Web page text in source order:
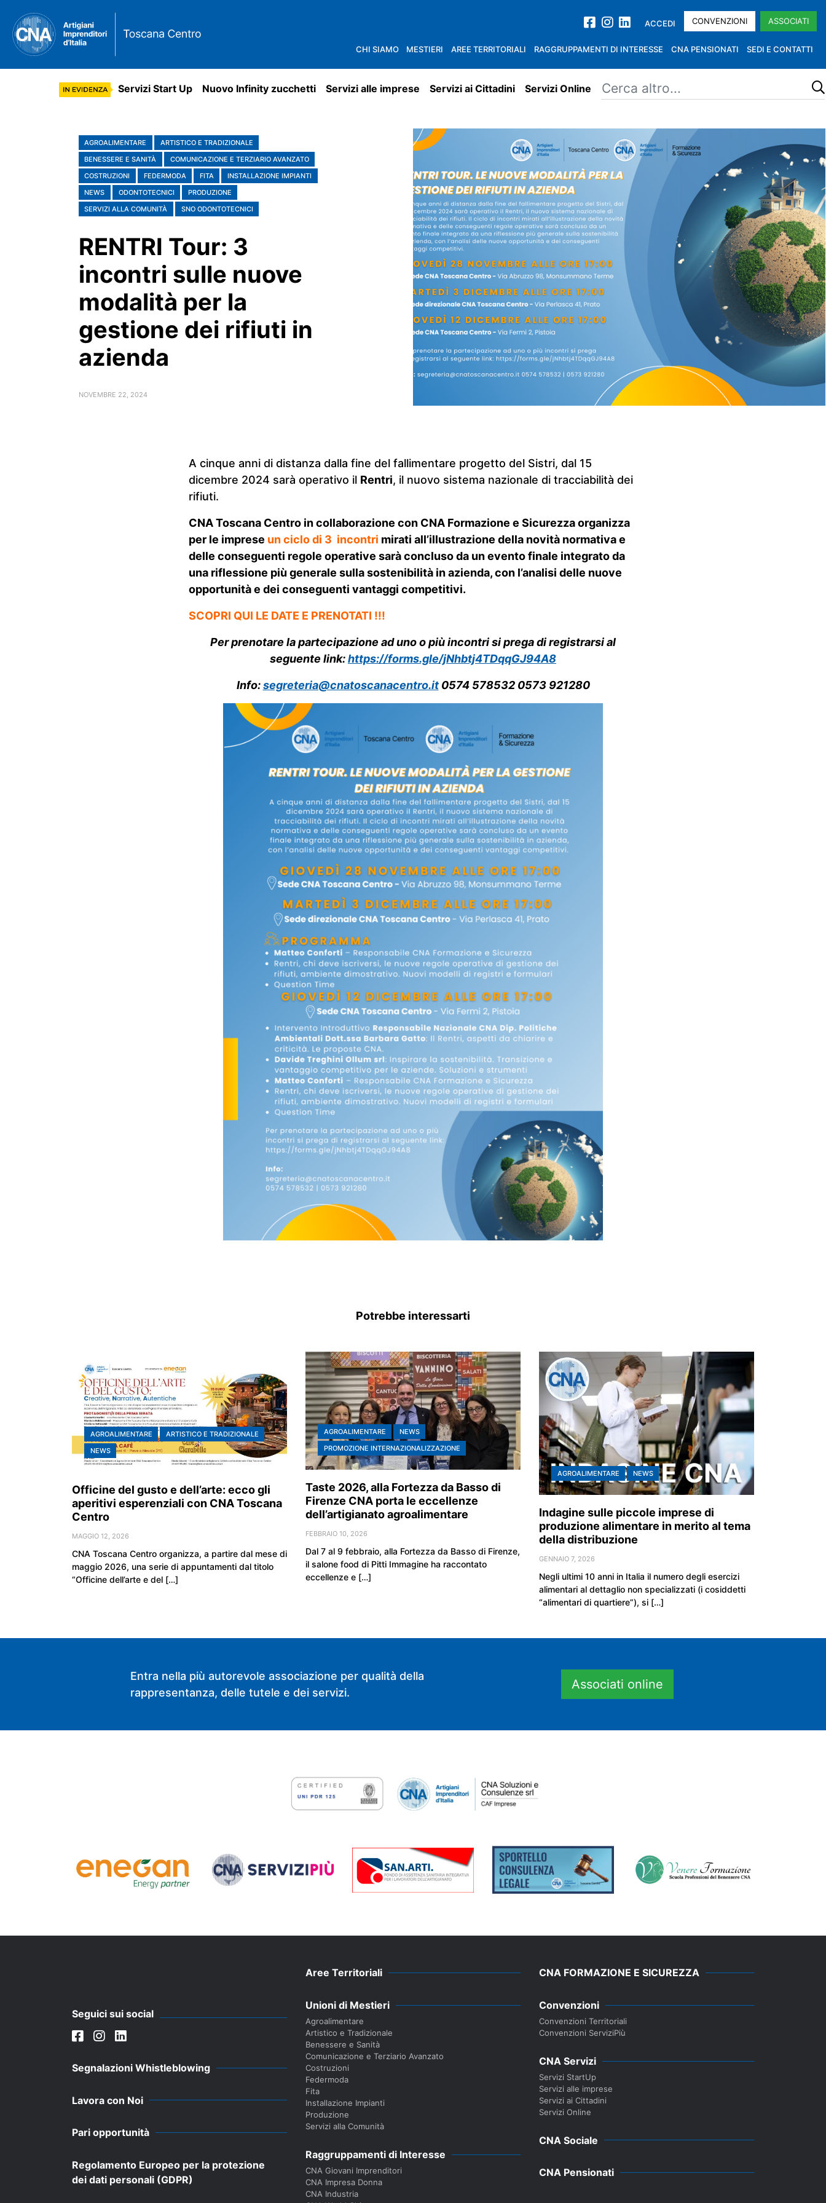
ACCEDI CONVENZIONI ASSOCIATI
CHI SIAMO MESTIERI AREE TERRITORIALI RAGGRUPPAMENTI DI INTERESSE CNA PENSIONATI SEDI E CONTATTI
Servizi Start Up Nuovo Infinity zucchetti Servizi alle imprese Servizi ai Cittadini Servizi Online
AGROALIMENTARE
ARTISTICO E TRADIZIONALE
BENESSERE E SANITÀ
COMUNICAZIONE E TERZIARIO AVANZATO
COSTRUZIONI
FEDERMODA FITA
INSTALLAZIONE IMPIANTI
NEWS
ODONTOTECNICI
PRODUZIONE
SERVIZI ALLA COMUNITÀ
SNO ODONTOTECNICI
RENTRI Tour: 3
incontri sulle nuove
modalità per la
gestione dei rifiuti in
azienda
NOVEMBRE 22, 2024
A cinque anni di distanza dalla fine del fallimentare progetto del Sistri, dal 15
dicembre 2024 sarà operativo il Rentri, il nuovo sistema nazionale di tracciabilità dei
rifiuti.
CNA Toscana Centro in collaborazione con CNA Formazione e Sicurezza organizza
per le imprese un ciclo di 3 incontri mirati all’illustrazione della novità normativa e
delle conseguenti regole operative sarà concluso da un evento finale integrato da
una riflessione più generale sulla sostenibilità in azienda, con l’analisi delle nuove
opportunità e dei conseguenti vantaggi competitivi.
SCOPRI QUI LE DATE E PRENOTATI !!!
Per prenotare la partecipazione ad uno o più incontri si prega di registrarsi al
seguente link:https://forms.gle/jNhbtj4TDqqGJ94A8
Info:segreteria@cnatoscanacentro.it0574 578532 0573 921280
Potrebbe interessarti
AGROALIMENTARE
ARTISTICO E TRADIZIONALE
NEWS
Officine del gusto e dell’arte: ecco gli
aperitivi esperenziali con CNA Toscana
Centro
MAGGIO 12, 2026
CNA Toscana Centro organizza, a partire dal mese di
maggio 2026, una serie di appuntamenti dal titolo
“Officine dell’arte e del […]
AGROALIMENTARE
NEWS
PROMOZIONE INTERNAZIONALIZZAZIONE
Taste 2026, alla Fortezza da Basso di
Firenze CNA porta le eccellenze
dell’artigianato agroalimentare
FEBBRAIO 10, 2026
Dal 7 al 9 febbraio, alla Fortezza da Basso di Firenze,
il salone food di Pitti Immagine ha raccontato
eccellenze e […]
AGROALIMENTARE NEWS
Indagine sulle piccole imprese di
produzione alimentare in merito al tema
della distribuzione
GENNAIO 7, 2026
Negli ultimi 10 anni in Italia il numero degli esercizi
alimentari al dettaglio non specializzati (i cosiddetti
“alimentari di quartiere”), si […]
Entra nella più autorevole associazione per qualità della
rappresentanza, delle tutele e dei servizi.
Associati online
Seguici sui social
Segnalazioni Whistleblowing
Lavora con Noi
Pari opportunità
Regolamento Europeo per la protezione
dei dati personali (GDPR)
Aree Territoriali
Unioni di Mestieri
Agroalimentare
Artistico e Tradizionale
Benessere e Sanità
Comunicazione e Terziario Avanzato
Costruzioni
Federmoda
Fita
Installazione Impianti
Produzione
Servizi alla Comunità
Raggruppamenti di Interesse
CNA Giovani Imprenditori
CNA Impresa Donna
CNA Industria
CNA FORMAZIONE E SICUREZZA
Convenzioni
Convenzioni Territoriali
Convenzioni ServiziPiù
CNA Servizi
Servizi StartUp
Servizi alle imprese
Servizi ai Cittadini
Servizi Online
CNA Sociale
CNA Pensionati